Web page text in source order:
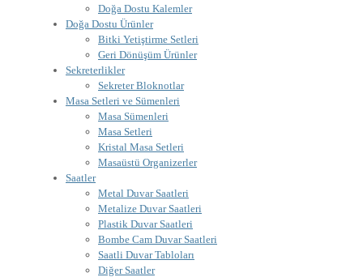
Doğa Dostu Kalemler
Doğa Dostu Ürünler
Bitki Yetiştirme Setleri
Geri Dönüşüm Ürünler
Sekreterlikler
Sekreter Bloknotlar
Masa Setleri ve Sümenleri
Masa Sümenleri
Masa Setleri
Kristal Masa Setleri
Masaüstü Organizerler
Saatler
Metal Duvar Saatleri
Metalize Duvar Saatleri
Plastik Duvar Saatleri
Bombe Cam Duvar Saatleri
Saatli Duvar Tabloları
Diğer Saatler